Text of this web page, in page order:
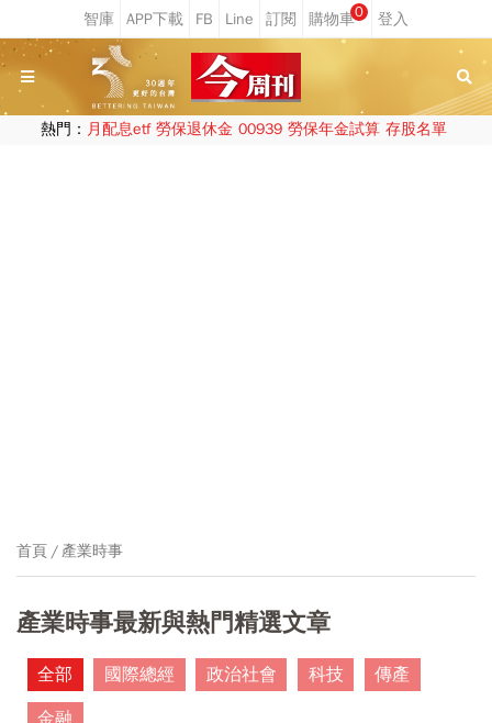
0
熱門： 月配息etf 勞保退休金 00939 勞保年金試算 存股名單
首頁 產業時事
產業時事最新與熱門精選文章
全部 國際總經 政治社會 科技
傳產